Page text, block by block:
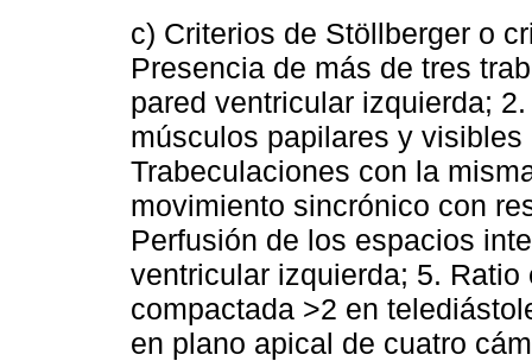
c) Criterios de Stöllberger o
Presencia de más de tres
pared ventricular izquierda;
músculos papilares y
Trabeculaciones con la
movimiento sincrónico con
Perfusión de los espacios
ventricular izquierda; 5.
compactada >2 en
en plano apical de cuatro